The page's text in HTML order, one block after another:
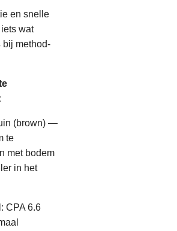
en snelle
wat
bij method-
(brown) —
te
met bodem
in het
CPA 6.6